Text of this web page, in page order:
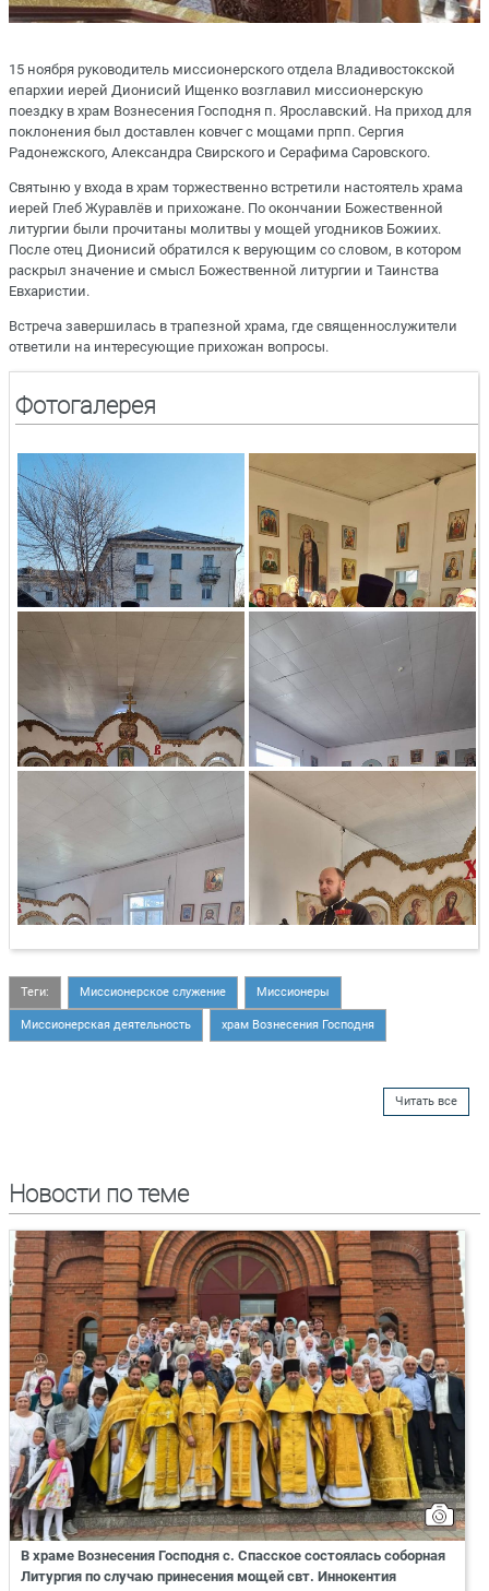
15 ноября руководитель миссионерского отдела Владивостокской
епархии иерей Дионисий Ищенко возглавил миссионерскую
поездку в храм Вознесения Господня п. Ярославский. На приход для
поклонения был доставлен ковчег с мощами прпп. Сергия
Радонежского, Александра Свирского и Серафима Саровского.
Святыню у входа в храм торжественно встретили настоятель храма
иерей Глеб Журавлёв и прихожане. По окончании Божественной
литургии были прочитаны молитвы у мощей угодников Божиих.
После отец Дионисий обратился к верующим со словом, в котором
раскрыл значение и смысл Божественной литургии и Таинства
Евхаристии.
Встреча завершилась в трапезной храма, где священнослужители
ответили на интересующие прихожан вопросы.
Фотогалерея
Теги: Миссионерское служение Миссионеры
Миссионерская деятельность храм Вознесения Господня
Читать все
Новости по теме
В храме Вознесения Господня с. Спасское состоялась соборная
Литургия по случаю принесения мощей свт. Иннокентия